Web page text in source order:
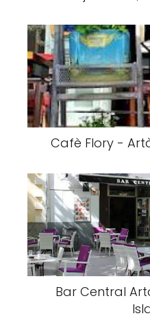
Cafè Flory -
Bar Central